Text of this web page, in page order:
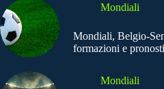
Mondiali
Mondiali, Belgio-
formazioni e
Mondiali